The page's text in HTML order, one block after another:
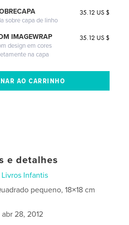
sobre capa de linho
35.12 US $
IMAGEWRAP
design em cores
na capa
35.12 US $
e detalhes
Livros Infantis
pequeno, 18×18 cm
abr 28, 2012